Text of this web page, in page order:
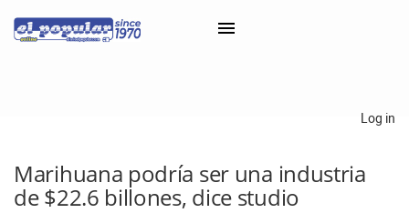
Classifieds
Categorías
Log in
Marihuana podría ser una industria
de $22.6 billones, dice studio